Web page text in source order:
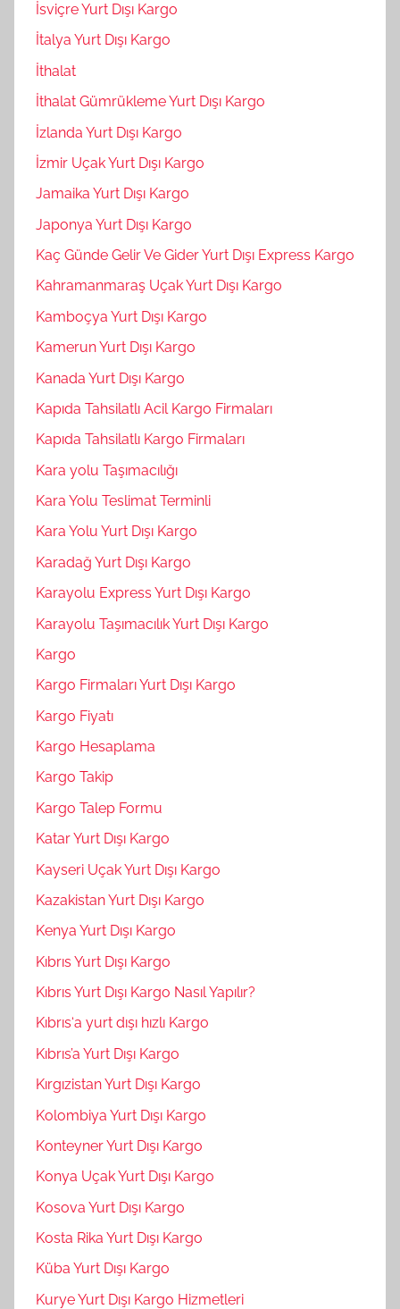
İsviçre Yurt Dışı Kargo
İtalya Yurt Dışı Kargo
İthalat
İthalat Gümrükleme Yurt Dışı Kargo
İzlanda Yurt Dışı Kargo
İzmir Uçak Yurt Dışı Kargo
Jamaika Yurt Dışı Kargo
Japonya Yurt Dışı Kargo
Kaç Günde Gelir Ve Gider Yurt Dışı Express Kargo
Kahramanmaraş Uçak Yurt Dışı Kargo
Kamboçya Yurt Dışı Kargo
Kamerun Yurt Dışı Kargo
Kanada Yurt Dışı Kargo
Kapıda Tahsilatlı Acil Kargo Firmaları
Kapıda Tahsilatlı Kargo Firmaları
Kara yolu Taşımacılığı
Kara Yolu Teslimat Terminli
Kara Yolu Yurt Dışı Kargo
Karadağ Yurt Dışı Kargo
Karayolu Express Yurt Dışı Kargo
Karayolu Taşımacılık Yurt Dışı Kargo
Kargo
Kargo Firmaları Yurt Dışı Kargo
Kargo Fiyatı
Kargo Hesaplama
Kargo Takip
Kargo Talep Formu
Katar Yurt Dışı Kargo
Kayseri Uçak Yurt Dışı Kargo
Kazakistan Yurt Dışı Kargo
Kenya Yurt Dışı Kargo
Kıbrıs Yurt Dışı Kargo
Kıbrıs Yurt Dışı Kargo Nasıl Yapılır?
Kıbrıs‘a yurt dışı hızlı Kargo
Kıbrıs’a Yurt Dışı Kargo
Kırgızistan Yurt Dışı Kargo
Kolombiya Yurt Dışı Kargo
Konteyner Yurt Dışı Kargo
Konya Uçak Yurt Dışı Kargo
Kosova Yurt Dışı Kargo
Kosta Rika Yurt Dışı Kargo
Küba Yurt Dışı Kargo
Kurye Yurt Dışı Kargo Hizmetleri